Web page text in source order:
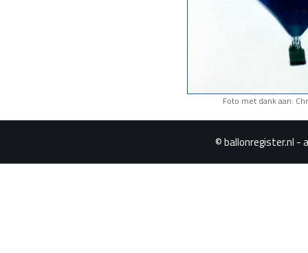
Foto met dank aan:
© ballonregister.nl -